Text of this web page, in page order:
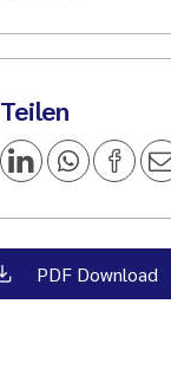
Teilen
PDF Download